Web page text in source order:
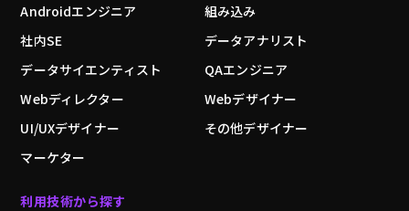
Androidエンジニア
組み込み
社内SE
データアナリスト
データサイエンティスト
QAエンジニア
Webディレクター
Webデザイナー
UI/UXデザイナー
その他デザイナー
マーケター
利用技術から探す